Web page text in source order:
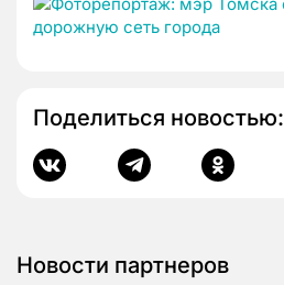
Поделиться новостью:
Новости партнеров